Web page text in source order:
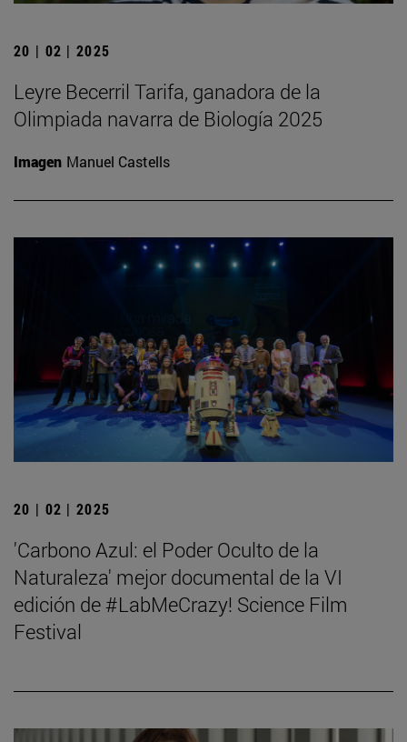
20 | 02 | 2025
Leyre Becerril Tarifa, ganadora de la
Olimpiada navarra de Biología 2025
Imagen Manuel Castells
20 | 02 | 2025
'Carbono Azul: el Poder Oculto de la
Naturaleza' mejor documental de la VI
edición de #LabMeCrazy! Science Film
Festival